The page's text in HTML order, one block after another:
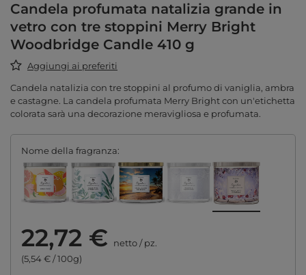
Candela profumata natalizia grande in
vetro con tre stoppini Merry Bright
Woodbridge Candle 410 g
Aggiungi ai preferiti
Candela natalizia con tre stoppini al profumo di vaniglia, ambra
e castagne. La candela profumata Merry Bright con un'etichetta
colorata sarà una decorazione meravigliosa e profumata.
Nome della fragranza
22,72 € netto/pz.
(5,54 € / 100g)